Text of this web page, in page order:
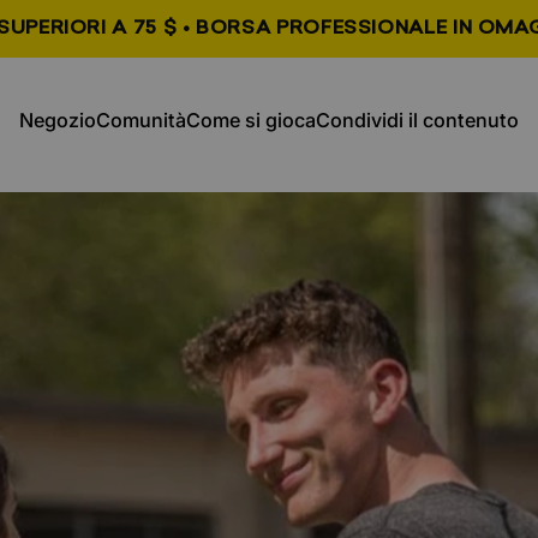
A 75 $ • BORSA PROFESSIONALE IN
NegozioComunitàCome si giocaCondividi il contenuto